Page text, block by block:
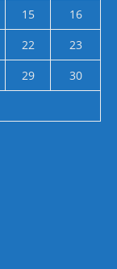
15
16
22
23
29
30